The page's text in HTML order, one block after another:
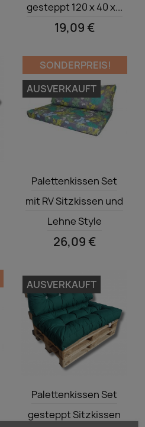
gesteppt 120 x 40 x...
19,09 €

Palettenkissen Set
mit RV Sitzkissen und
Lehne Style
26,09 €
SONDERPREIS!
AUSVERKAUFT

Palettenkissen Set
gesteppt Sitzkissen
AUSVERKAUFT